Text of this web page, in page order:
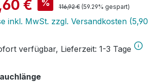
€ % Regulärer Preis:
116,92 € (59.29% gespart)
inkl. MwSt. zzgl. Versandkosten
verfügbar, Lieferzeit: 1-3 Tage
auswählen